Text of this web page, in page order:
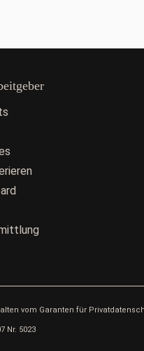
vom Garanten für
Nr. 5023